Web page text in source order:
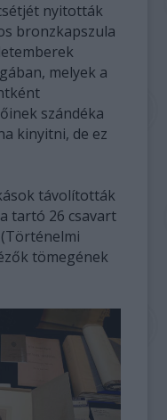
nyitották
bronzkapszula
melyek a
szándéka
kinyitni, de ez
távolították
tartó 26 csavart
tömegének